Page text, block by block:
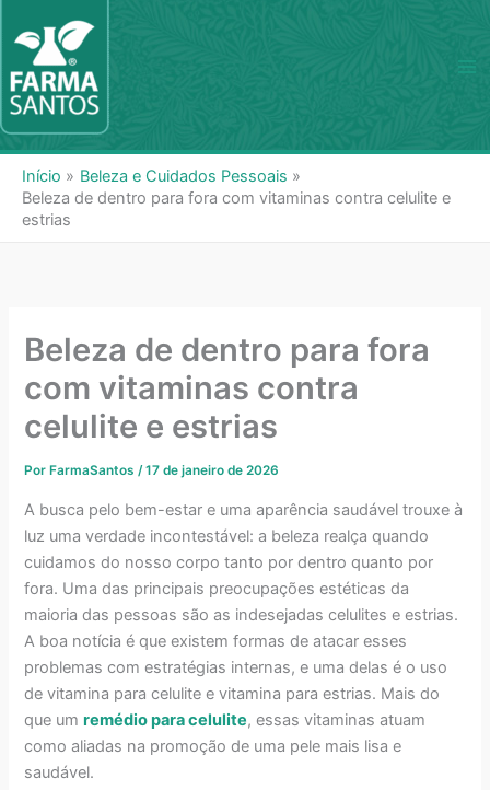
para
conteúdo
Início
Beleza e Cuidados Pessoais
Beleza de dentro para fora com vitaminas contra celulite e
estrias
Beleza de dentro para fora
com vitaminas contra
celulite e estrias
Por FarmaSantos/17 de janeiro de 2026
A busca pelo bem-estar e uma aparência saudável trouxe à
luz uma verdade incontestável: a beleza realça quando
cuidamos do nosso corpo tanto por dentro quanto por
fora. Uma das principais preocupações estéticas da
maioria das pessoas são as indesejadas celulites e estrias.
A boa notícia é que existem formas de atacar esses
problemas com estratégias internas, e uma delas é o uso
de vitamina para celulite e vitamina para estrias. Mais do
que umremédio para celulite, essas vitaminas atuam
como aliadas na promoção de uma pele mais lisa e
saudável.